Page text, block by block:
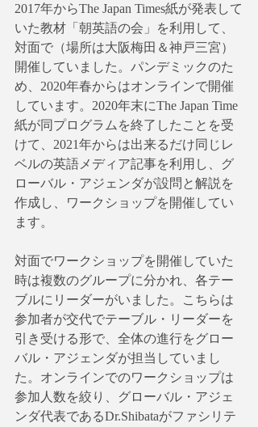
2017年からThe Japan Times紙が発表して
いた教材「朝英語の会」を利用して、
対面で（場所は大阪梅田＆神戸三宮）
開催していました。パンデミックのた
め、2020年春からはオンラインで開催
しています。2020年末にThe Japan Time
紙が同プログラムを終了したことを受
けて、2021年からは出来るだけ同じレ
ベルの英語メディア記事を利用し、グ
ローバル・アジェンダが設問と解説を
作成し、ワークショップを開催してい
ます。
対面でワークショップを開催していた
時は複数のグループに分かれ、各テー
ブルにリーダーがいました。こちらは
参加者が交代でテーブル・リーダーを
引き受ける形で、全体の進行をグロー
バル・アジェンダが担当していまし
た。オンラインでのワークショップは
参加人数を絞り、グローバル・アジェ
ンダ代表であるDr.Shibataがファシリテ